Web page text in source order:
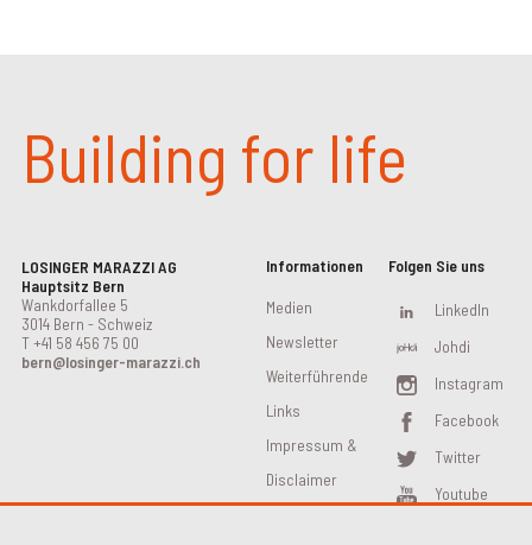
Building for life
LOSINGER MARAZZI AG
Hauptsitz Bern
Wankdorfallee 5
3014 Bern - Schweiz
T +41 58 456 75 00
bern@losinger-marazzi.ch
Informationen
Medien
Newsletter
Weiterführende
Links
Impressum &
Disclaimer
Folgen Sie uns
LinkedIn
Johdi
Instagram
Facebook
Twitter
Youtube